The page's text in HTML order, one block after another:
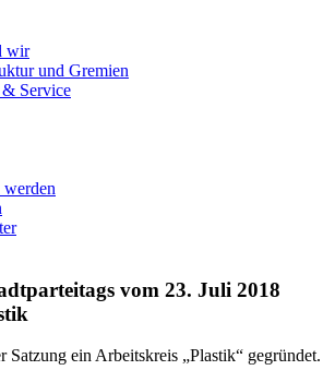
wir
und Gremien
& Service
vom 23. Juli 2018
Satzung ein Arbeitskreis „Plastik“ gegründet.